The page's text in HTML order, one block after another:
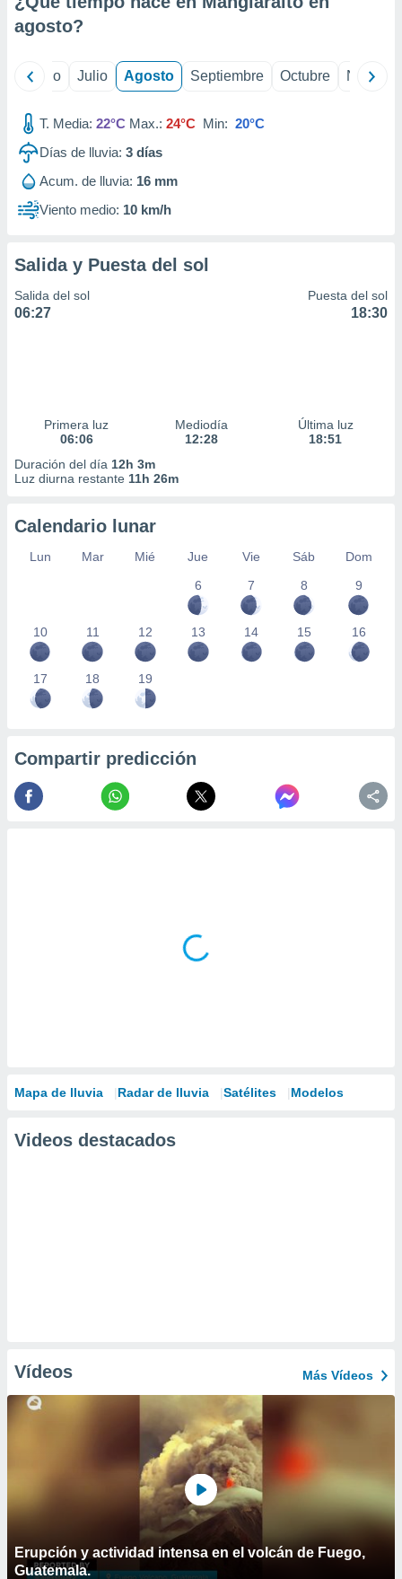
e
publicidad
publicidad
de
agosto?
Junio Julio Agosto Septiembre Octubre
T. Media: 22°C Max.: 24°C Min: 20°C
Días de lluvia: 3 días
Acum. de lluvia: 16 mm
Viento medio: 10 km/h
Salida y Puesta del sol
Salida del sol
06:27
Puesta del sol
18:30
Primera luz
06:06
Mediodía
12:28
Última luz
18:51
Duración del día 12h 3m
Luz diurna restante 11h 26m
Calendario lunar
Lun Mar Mié Jue Vie Sáb
Dom
6
7 8 9
10 11 12 13 14 15 16
17 18 19
Compartir predicción
Mapa de lluvia Radar de lluvia Satélites Modelos
Videos destacados
Vídeos Más Vídeos
Erupción y actividad intensa en el volcán de Fuego,
Guatemala.